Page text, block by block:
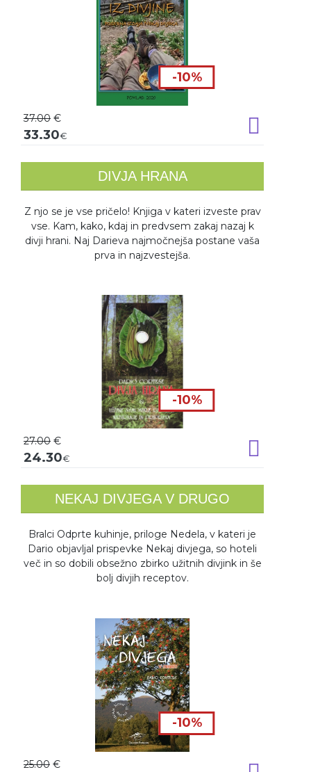
-10%
37.00 €
33.30€
DIVJA HRANA
Z njo se je vse pričelo! Knjiga v kateri izveste prav
vse. Kam, kako, kdaj in predvsem zakaj nazaj k
divji hrani. Naj Darieva najmočnejša postane vaša
prva in najzvestejša.
-10%
27.00 €
24.30€
NEKAJ DIVJEGA V DRUGO
Bralci Odprte kuhinje, priloge Nedela, v kateri je
Dario objavljal prispevke Nekaj divjega, so hoteli
več in so dobili obsežno zbirko užitnih divjink in še
bolj divjih receptov.
-10%
25.00 €